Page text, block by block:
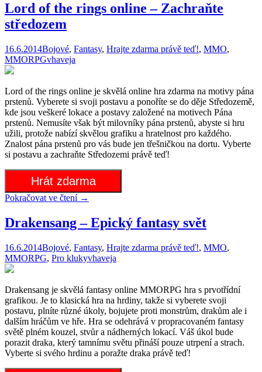
Lord of the rings online – Zachraňte
středozem
16.6.2014Bojové, Fantasy, Hrajte zdarma právě teď!, MMO,
MMORPGvhaveja
Lord of the rings online je skvělá online hra zdarma na motivy pána
prstenů. Vyberete si svoji postavu a ponoříte se do děje Středozemě,
kde jsou veškeré lokace a postavy založené na motivech Pána
prstenů. Nemusíte však být milovníky pána prstenů, abyste si hru
užili, protože nabízí skvělou grafiku a hratelnost pro každého.
Znalost pána prstenů pro vás bude jen třešničkou na dortu. Vyberte
si postavu a zachraňte Středozemi právě teď!
Hrát zdarma
Pokračovat ve čtení →
Drakensang – Epický fantasy svět
16.6.2014Bojové, Fantasy, Hrajte zdarma právě teď!, MMO,
MMORPG, Pro klukyvhaveja
Drakensang je skvělá fantasy online MMORPG hra s prvotřídní
grafikou. Je to klasická hra na hrdiny, takže si vyberete svoji
postavu, plníte různé úkoly, bojujete proti monstrům, drakům ale i
dalším hráčům ve hře. Hra se odehrává v propracovaném fantasy
světě plném kouzel, stvůr a nádherných lokací. Váš úkol bude
porazit draka, který tamnímu světu přináší pouze utrpení a strach.
Vyberte si svého hrdinu a poražte draka právě teď!